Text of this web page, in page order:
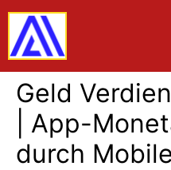
Geld
| App-
durch